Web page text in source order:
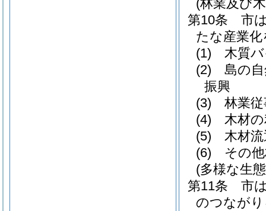
(林業及び
第10条
市
たな産業
(1)
木質
(2)
島の
振興
(3)
林業
(4)
木材
(5)
木材
(6)
その
(多様な生
第11条
市
のつなが